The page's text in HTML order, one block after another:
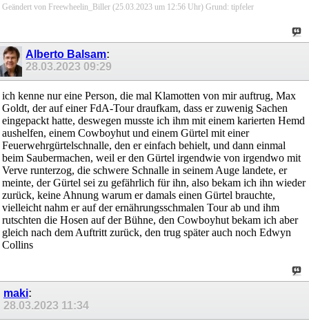
Geändert von Freewheelin_Biller (25.03.2023 um 12:56 Uhr) Grund: tipfeler
Alberto Balsam:
28.03.2023 09:29
ich kenne nur eine Person, die mal Klamotten von mir auftrug, Max
Goldt, der auf einer FdA-Tour draufkam, dass er zuwenig Sachen
eingepackt hatte, deswegen musste ich ihm mit einem karierten Hemd
aushelfen, einem Cowboyhut und einem Gürtel mit einer
Feuerwehrgürtelschnalle, den er einfach behielt, und dann einmal
beim Saubermachen, weil er den Gürtel irgendwie von irgendwo mit
Verve runterzog, die schwere Schnalle in seinem Auge landete, er
meinte, der Gürtel sei zu gefährlich für ihn, also bekam ich ihn wieder
zurück, keine Ahnung warum er damals einen Gürtel brauchte,
vielleicht nahm er auf der ernährungsschmalen Tour ab und ihm
rutschten die Hosen auf der Bühne, den Cowboyhut bekam ich aber
gleich nach dem Auftritt zurück, den trug später auch noch Edwyn
Collins
maki:
28.03.2023 11:34